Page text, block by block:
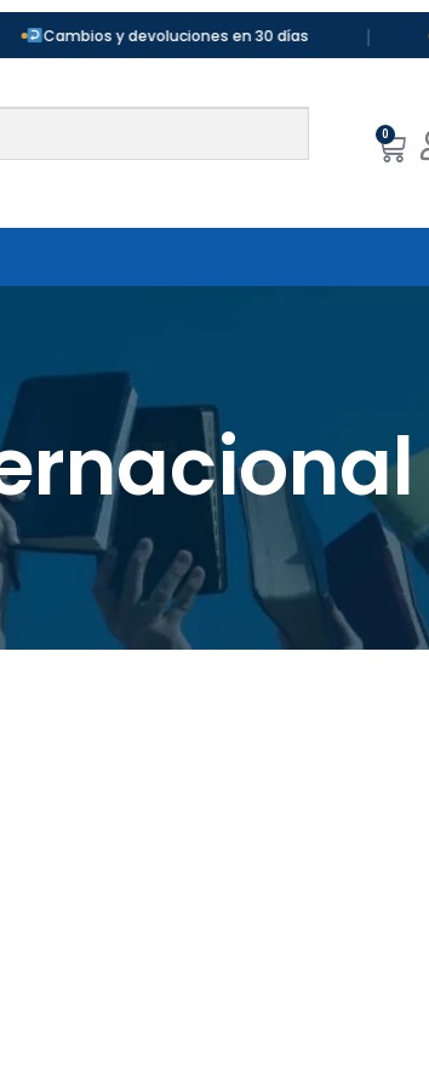
Cambios y devoluciones en 30 días
0